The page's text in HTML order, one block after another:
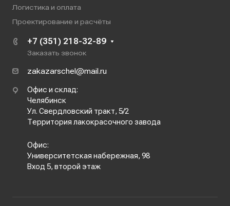
Логистика и оплата
Проектирование и расчёты
+7 (351) 218-32-89
Заказать звонок
zakazarschel@mail.ru
Офис и склад:
Челябинск
Ул. Свердловский тракт, 5/2
Территория лакокрасочного завода
Офис:
Университетская набережная, 98
Вход 5, второй этаж